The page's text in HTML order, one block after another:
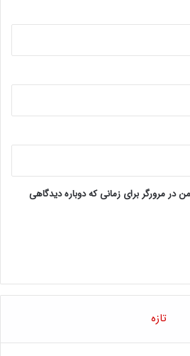
در مرورگر برای زمانی که دوباره دیدگاهی
تازه